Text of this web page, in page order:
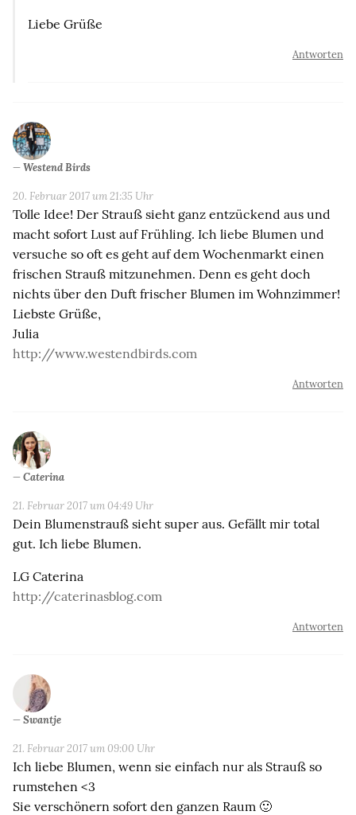
Liebe Grüße
Antworten
Westend Birds
20. Februar 2017 um 21:35 Uhr
Tolle Idee! Der Strauß sieht ganz entzückend aus und
macht sofort Lust auf Frühling. Ich liebe Blumen und
versuche so oft es geht auf dem Wochenmarkt einen
frischen Strauß mitzunehmen. Denn es geht doch
nichts über den Duft frischer Blumen im Wohnzimmer!
Liebste Grüße,
Julia
http://www.westendbirds.com
Antworten
Caterina
21. Februar 2017 um 04:49 Uhr
Dein Blumenstrauß sieht super aus. Gefällt mir total
gut. Ich liebe Blumen.
LG Caterina
http://caterinasblog.com
Antworten
Swantje
21. Februar 2017 um 09:00 Uhr
Ich liebe Blumen, wenn sie einfach nur als Strauß so
rumstehen <3
Sie verschönern sofort den ganzen Raum 🙂